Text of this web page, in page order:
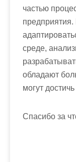
частью
среде,
обладают
могут
Спасибо за